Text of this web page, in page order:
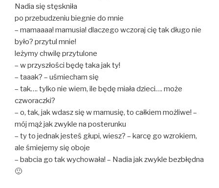
Nadia się stęskniła
po przebudzeniu biegnie do mnie
– mamaaaa! mamusia! dlaczego wczoraj cię tak długo nie
było? przytul mnie!
leżymy chwilę przytulone
– w przyszłości będę taka jak ty!
– taaak? – uśmiecham się
– tak…. tylko nie wiem, ile będę miała dzieci…. może
czworaczki?
– o, tak, jak wdasz się w mamusię, to całkiem możliwe! –
mój mąż jak zwykle na posterunku
– ty to jednak jesteś głupi, wiesz? – karcę go wzrokiem,
ale śmiejemy się oboje
– babcia go tak wychowała! – Nadia jak zwykle bezbłędna
🙂